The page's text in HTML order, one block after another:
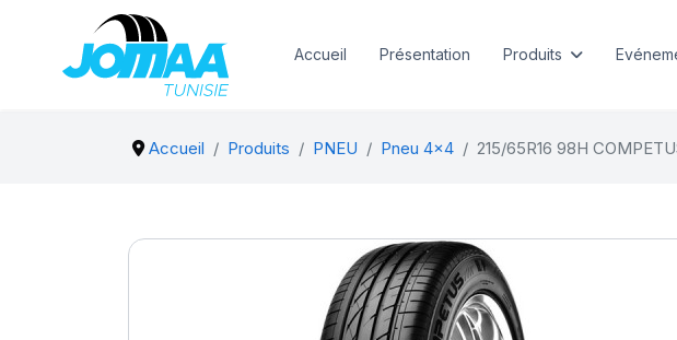
Accueil Présentation Produits
Accueil Produits PNEU Pneu 4x4 215/65R16 98H